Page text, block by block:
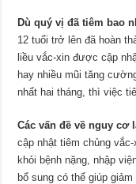
Dù quý vị đã tiêm bao
12 tuổi trở lên đã hoàn
liều vắc-xin được cập
hay nhiều mũi tăng
nhất hai tháng, thì việc
Các vấn đề về nguy
cập nhật tiêm chủng
khỏi bệnh nặng, nhập
bổ sung có thể giúp